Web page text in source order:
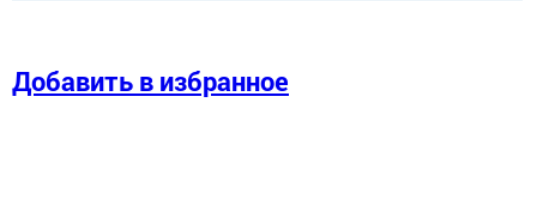
Добавить в избранное